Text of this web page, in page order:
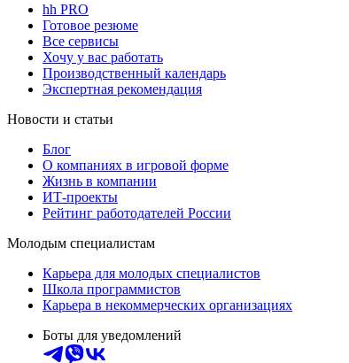
hh PRO
Готовое резюме
Все сервисы
Хочу у вас работать
Производственный календарь
Экспертная рекомендация
Новости и статьи
Блог
О компаниях в игровой форме
Жизнь в компании
ИТ-проекты
Рейтинг работодателей России
Молодым специалистам
Карьера для молодых специалистов
Школа программистов
Карьера в некоммерческих организациях
Боты для уведомлений